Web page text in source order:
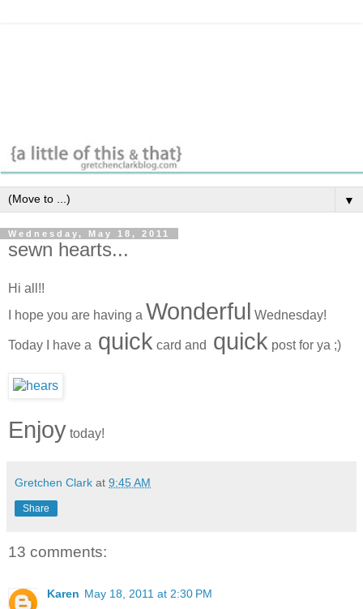
▼
Wednesday, May 18, 2011
sewn hearts...
Hi all!!
I hope you are having a Wonderful Wednesday!
Today I have a quick card and quick post for ya ;)
Enjoy today!
Gretchen Clark at 9:45 AM
Share
13 comments:
Karen May 18, 2011 at 2:30 PM